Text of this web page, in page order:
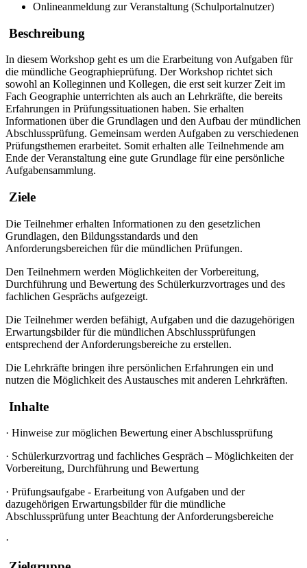
Onlineanmeldung zur Veranstaltung (Schulportalnutzer)
Beschreibung
In diesem Workshop geht es um die Erarbeitung von Aufgaben für
die mündliche Geographieprüfung. Der Workshop richtet sich
sowohl an Kolleginnen und Kollegen, die erst seit kurzer Zeit im
Fach Geographie unterrichten als auch an Lehrkräfte, die bereits
Erfahrungen in Prüfungssituationen haben. Sie erhalten
Informationen über die Grundlagen und den Aufbau der mündlichen
Abschlussprüfung. Gemeinsam werden Aufgaben zu verschiedenen
Prüfungsthemen erarbeitet. Somit erhalten alle Teilnehmende am
Ende der Veranstaltung eine gute Grundlage für eine persönliche
Aufgabensammlung.
Ziele
Die Teilnehmer erhalten Informationen zu den gesetzlichen
Grundlagen, den Bildungsstandards und den
Anforderungsbereichen für die mündlichen Prüfungen.
Den Teilnehmern werden Möglichkeiten der Vorbereitung,
Durchführung und Bewertung des Schülerkurzvortrages und des
fachlichen Gesprächs aufgezeigt.
Die Teilnehmer werden befähigt, Aufgaben und die dazugehörigen
Erwartungsbilder für die mündlichen Abschlussprüfungen
entsprechend der Anforderungsbereiche zu erstellen.
Die Lehrkräfte bringen ihre persönlichen Erfahrungen ein und
nutzen die Möglichkeit des Austausches mit anderen Lehrkräften.
Inhalte
· Hinweise zur möglichen Bewertung einer Abschlussprüfung
· Schülerkurzvortrag und fachliches Gespräch – Möglichkeiten der
Vorbereitung, Durchführung und Bewertung
· Prüfungsaufgabe - Erarbeitung von Aufgaben und der
dazugehörigen Erwartungsbilder für die mündliche
Abschlussprüfung unter Beachtung der Anforderungsbereiche
·